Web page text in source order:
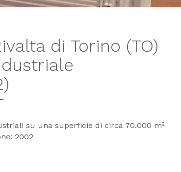
di Torino (TO)
su una superficie di circa 70.000 m²
2002